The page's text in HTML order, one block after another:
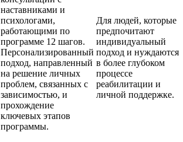
наставниками и
психологами,
работающими по
программе 12 шагов.
Персонализированный
подход, направленный
на решение личных
проблем, связанных с
зависимостью, и
прохождение
ключевых этапов
программы.
Для людей, которые
предпочитают
индивидуальный
подход и нуждаются
в более глубоком
процессе
реабилитации и
личной поддержке.